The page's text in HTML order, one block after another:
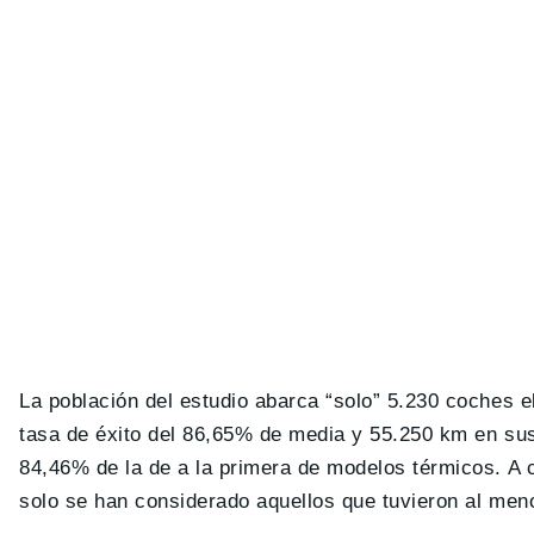
La población del estudio abarca “solo” 5.230
tasa de éxito del 86,65% de media y 55.250 km en
84,46% de la de a la primera de modelos térmicos.
solo se han considerado aquellos que tuvieron al